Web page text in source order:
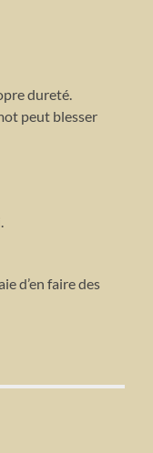
dureté.
peut blesser
d’en faire des